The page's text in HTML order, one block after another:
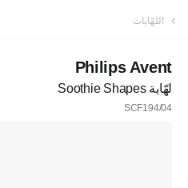
اللهّايات
Philips Avent
لهّاية Soothie Shapes
SCF194/04